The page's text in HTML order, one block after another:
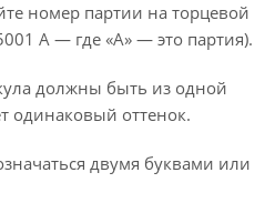
номер партии на торцевой
А — где «А» — это партия).
должны быть из одной
одинаковый оттенок.
двумя буквами или